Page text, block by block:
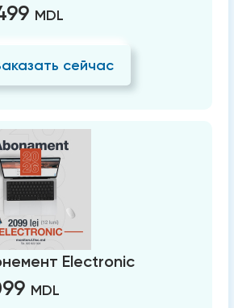
MDL
сейчас
Electronic
MDL